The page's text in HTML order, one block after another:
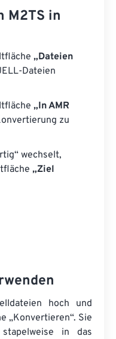
M2TS in
„Dateien
Dateien
„In AMR
zu
wechselt,
„Ziel
hoch und
„Konvertieren“. Sie
in das